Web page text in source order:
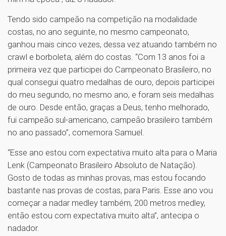
Tendo sido campeão na competição na modalidade
costas, no ano seguinte, no mesmo campeonato,
ganhou mais cinco vezes, dessa vez atuando também no
crawl e borboleta, além do costas. “Com 13 anos foi a
primeira vez que participei do Campeonato Brasileiro, no
qual consegui quatro medalhas de ouro, depois participei
do meu segundo, no mesmo ano, e foram seis medalhas
de ouro. Desde então, graças a Deus, tenho melhorado,
fui campeão sul-americano, campeão brasileiro também
no ano passado”, comemora Samuel.
“Esse ano estou com expectativa muito alta para o Maria
Lenk (Campeonato Brasileiro Absoluto de Natação).
Gosto de todas as minhas provas, mas estou focando
bastante nas provas de costas, para Paris. Esse ano vou
começar a nadar medley também, 200 metros medley,
então estou com expectativa muito alta”, antecipa o
nadador.